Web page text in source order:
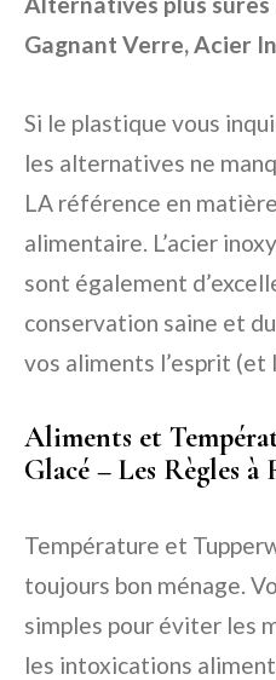
Gagnant Verre, Acier
Si le plastique vous
les alternatives ne
LA référence en
alimentaire. L’acier
sont également
conservation saine et
vos aliments l’esprit (et
Aliments et
Glacé – Les Règles à
Température et
toujours bon ménage.
simples pour éviter les
les intoxications